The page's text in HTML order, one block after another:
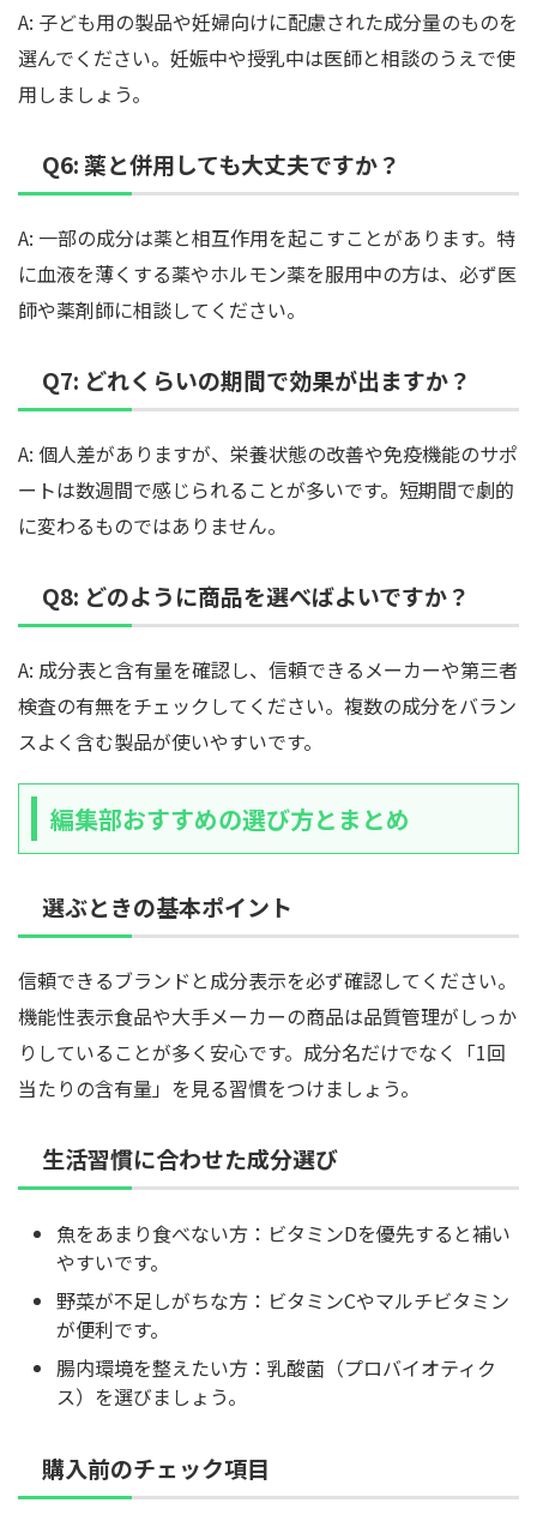
A: 子ども用の製品や妊婦向けに配慮された成分量のものを
選んでください。妊娠中や授乳中は医師と相談のうえで使
用しましょう。
Q6: 薬と併用しても大丈夫ですか？
A: 一部の成分は薬と相互作用を起こすことがあります。特
に血液を薄くする薬やホルモン薬を服用中の方は、必ず医
師や薬剤師に相談してください。
Q7: どれくらいの期間で効果が出ますか？
A: 個人差がありますが、栄養状態の改善や免疫機能のサポ
ートは数週間で感じられることが多いです。短期間で劇的
に変わるものではありません。
Q8: どのように商品を選べばよいですか？
A: 成分表と含有量を確認し、信頼できるメーカーや第三者
検査の有無をチェックしてください。複数の成分をバラン
スよく含む製品が使いやすいです。
編集部おすすめの選び方とまとめ
選ぶときの基本ポイント
信頼できるブランドと成分表示を必ず確認してください。
機能性表示食品や大手メーカーの商品は品質管理がしっか
りしていることが多く安心です。成分名だけでなく「1回
当たりの含有量」を見る習慣をつけましょう。
生活習慣に合わせた成分選び
魚をあまり食べない方：ビタミンDを優先すると補い
やすいです。
野菜が不足しがちな方：ビタミンCやマルチビタミン
が便利です。
腸内環境を整えたい方：乳酸菌（プロバイオティク
ス）を選びましょう。
購入前のチェック項目